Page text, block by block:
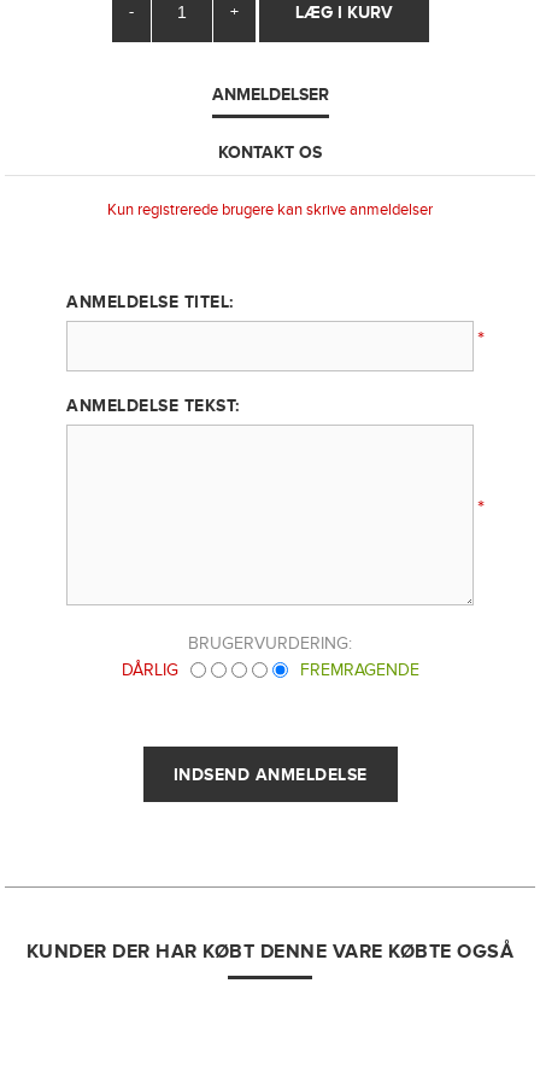
- +
ANMELDELSER
KONTAKT OS
Kun registrerede brugere kan skrive anmeldelser
ANMELDELSE TITEL:
*
ANMELDELSE TEKST:
*
BRUGERVURDERING:
DÅRLIG
FREMRAGENDE
KUNDER DER HAR KØBT DENNE VARE KØBTE OGSÅ